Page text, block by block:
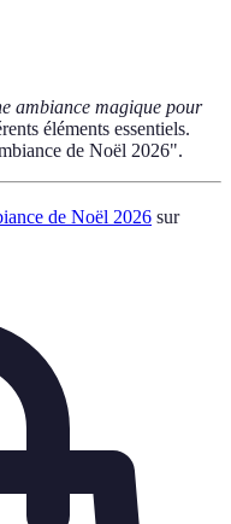
ambiance magique pour
éléments essentiels.
de Noël 2026".
de Noël 2026 sur